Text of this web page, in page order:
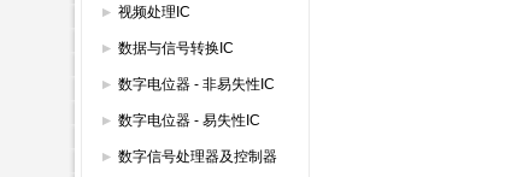
视频处理IC
数据与信号转换IC
数字电位器 - 非易失性IC
数字电位器 - 易失性IC
数字信号处理器及控制器